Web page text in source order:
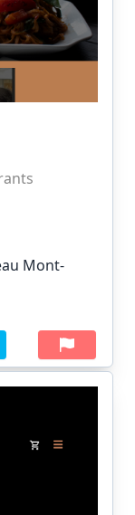
Mont-